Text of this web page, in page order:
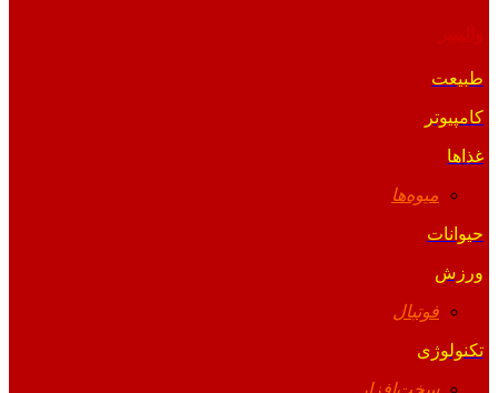
طبیعت
کامپیوتر
غذاها
میوه‌ها
حیوانات
ورزش
فوتبال
تکنولوژی